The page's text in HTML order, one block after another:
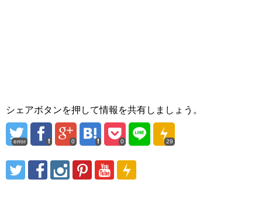
シェアボタンを押して情報を共有しましょう。
error 0 0 29